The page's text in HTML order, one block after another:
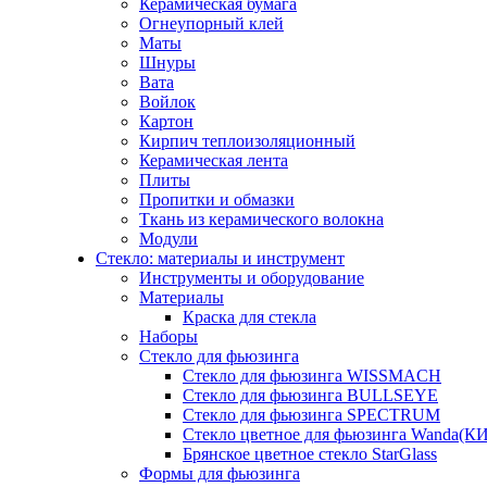
Керамическая бумага
Огнеупорный клей
Маты
Шнуры
Вата
Войлок
Картон
Кирпич теплоизоляционный
Керамическая лента
Плиты
Пропитки и обмазки
Ткань из керамического волокна
Модули
Стекло: материалы и инструмент
Инструменты и оборудование
Материалы
Краска для стекла
Наборы
Стекло для фьюзинга
Стекло для фьюзинга WISSMACH
Стекло для фьюзинга BULLSEYE
Стекло для фьюзинга SPECTRUM
Стекло цветное для фьюзинга
Брянское цветное стекло StarGlass
Формы для фьюзинга